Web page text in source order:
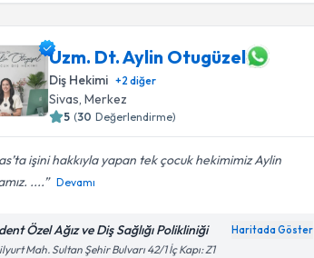
Uzm. Dt. Aylin Otugüzel
Diş Hekimi +2 diğer
Sivas,Merkez
5 (30 Değerlendirme)
işini hakkıyla yapan tek çocuk hekimimiz Aylin
....
Devamı
Özel Ağız ve Diş Sağlığı Polikliniği Haritada Göster
Mah. Sultan Şehir Bulvarı 42/1 İç Kapı: Z1